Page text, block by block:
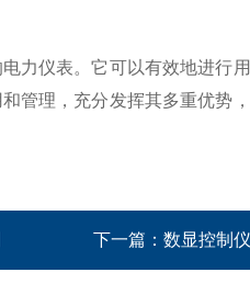
仪表。它可以有效地进行
管理，充分发挥其多重优势
下一篇： 数显控制